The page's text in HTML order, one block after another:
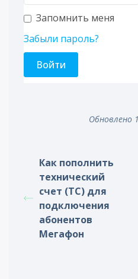
Запомнить меня
Забыли пароль?
Обновлено
Как пополнить
технический
счет (ТС) для
подключения
абонентов
Мегафон